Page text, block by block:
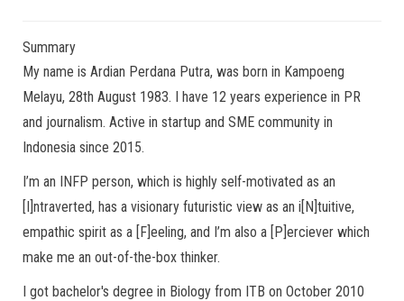
Summary
My name is Ardian Perdana Putra, was born in Kampoeng
Melayu, 28th August 1983. I have 12 years experience in PR
and journalism. Active in startup and SME community in
Indonesia since 2015.
I’m an INFP person, which is highly self-motivated as an
[I]ntraverted, has a visionary futuristic view as an i[N]tuitive,
empathic spirit as a [F]eeling, and I’m also a [P]erciever which
make me an out-of-the-box thinker.
I got bachelor's degree in Biology from ITB on October 2010